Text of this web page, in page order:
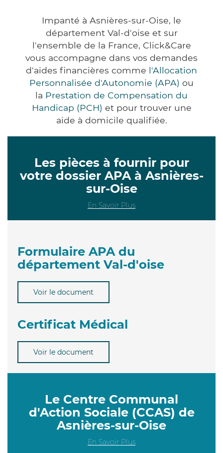
Impanté à Asnières-sur-Oise, le
département Val-d'oise et sur
l'ensemble de la France, Click&Care
vous accompagne dans vos demandes
d'aides financières comme l'Allocation
Personnalisée d'Autonomie (APA) ou
la Prestation de Compensation du
Handicap (PCH) et pour trouver une
aide à domicile qualifiée.
Les pièces à fournir pour
votre dossier APA à Asnières-
sur-Oise
En Savoir Plus
Formulaire APA du
département Val-d'oise
Voir le document
Certificat Médical
Voir le document
Le Centre Communal
d'Action Sociale (CCAS) de
Asnières-sur-Oise
En Savoir Plus